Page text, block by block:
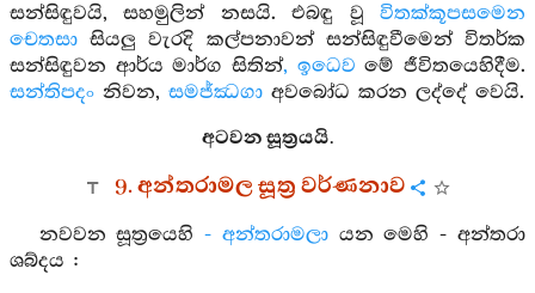
සන්සිඳුවයි, සහමුලින් නසයි. එබඳු වූ විතක්කූපසමෙන
චෙතසා සියලු වැරදි කල්පනාවන් සන්සිඳුවීමෙන් විතර්ක
සන්සිඳුවන ආර්ය මාර්ග සිතින්, ඉධෙව මේ ජීවිතයෙහිදීම.
සන්තිපදං නිවන, සමජ්ඣගා අවබෝධ කරන ලද්දේ වෙයි.
අටවන සූත්‍රයයි.
9. අන්තරාමල සූත්‍ර වර්ණනාව
නවවන සූත්‍රයෙහි - අන්තරාමලා යන මෙහි - අන්තරා
ශබ්දය :